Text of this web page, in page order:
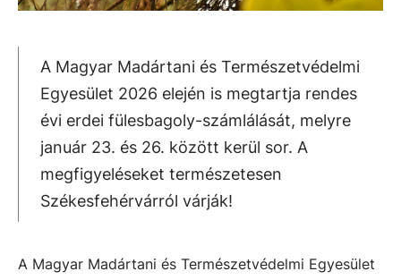
A Magyar Madártani és Természetvédelmi
Egyesület 2026 elején is megtartja rendes
évi erdei fülesbagoly-számlálását, melyre
január 23. és 26. között kerül sor. A
megfigyeléseket természetesen
Székesfehérvárról várják!
A Magyar Madártani és Természetvédelmi Egyesület